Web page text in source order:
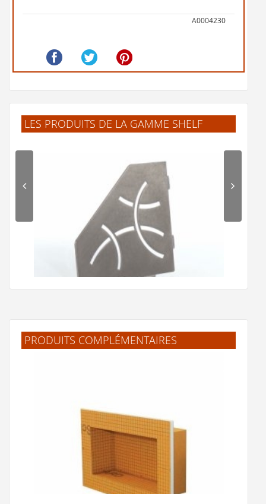
A0004230
LES PRODUITS DE LA GAMME SHELF
Tablette d'angle SHELF-E-S2 Curve Acier brossé
Voir le produit
PRODUITS COMPLÉMENTAIRES